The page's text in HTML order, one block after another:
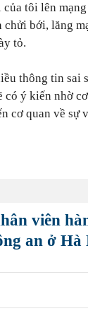
của tôi lên
chửi bới, lăng
tỏ.
thông tin sai
có ý kiến nhờ
cơ quan về sự
viên
an ở Hà